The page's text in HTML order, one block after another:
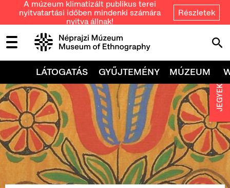
A múzeum klimatizált publikus terei
nyitvatartási időben mindenki számára
nyitva állnak!
Részletek
LÁTOGATÁS GYŰJTEMÉNY MÚZEUM
JEGYEK